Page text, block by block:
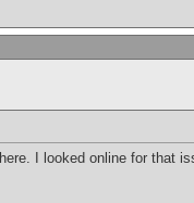
I looked online for that